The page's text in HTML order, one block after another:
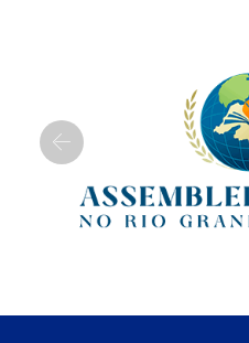
Previous